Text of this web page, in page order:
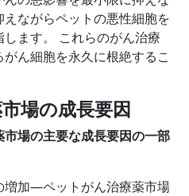
ながらペットの悪性細胞を
ます。 これらのがん治療
ん細胞を永久に根絶するこ
場の成長要因
場の主要な成長要因の一部
増加―ペットがん治療薬市場